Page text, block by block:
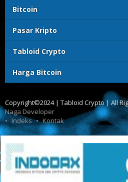
Bitcoin
Pasar Kripto
Tabloid Crypto
Harga Bitcoin
Copyright©2024 | Tabloid Crypto | All
Naga Developer
Indeks
Kontak